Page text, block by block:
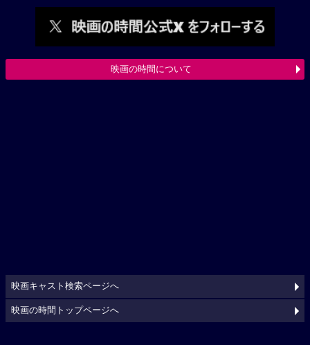
映画の時間について
映画キャスト検索ページへ
映画の時間トップページへ